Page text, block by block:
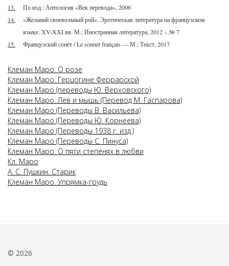
13.
По изд.: Антология «Век перевода», 2006
14.
«Желаний своевольный рой». Эротическая литература на французском
языке. XV-XXI вв. М.: Иностранная литература, 2012 – № 7
15.
Французский сонет / Le sonnet français — М.: Текст, 2017
Клеман Маро. О розе
Клеман Маро. Герцогине Феррарской
Клеман Маро (переводы Ю. Верховского)
Клеман Маро. Лев и мышь (Перевод М. Гаспарова)
Клеман Маро (Переводы В. Васильева)
Клеман Маро (Переводы Ю. Корнеева)
Клеман Маро (Переводы 1938 г. изд.)
Клеман Маро (Переводы С. Пинуса)
Клеман Маро. О пяти степенях в любви
Кл. Маро
А. С. Пушкин. Старик
Клеман Маро. Упрямка-грудь
© 2026